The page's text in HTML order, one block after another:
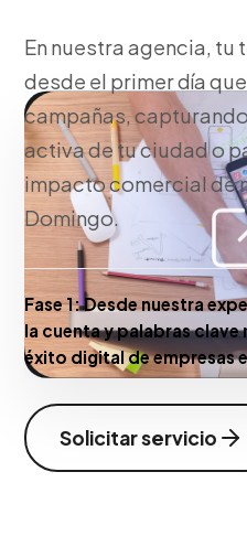
En nuestra agencia, tu
desde el primer día
campañas,
activa de tu ciudad o
impacto comercial de
Domingo.
Fase 1:Desde nuestra
la cuenta y palabras
éxito digital de empresas
Solicitar servicio